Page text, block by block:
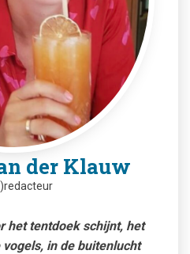
der Klauw
het tentdoek schijnt, het
in de buitenlucht